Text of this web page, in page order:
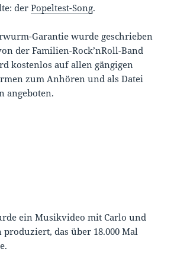
derPopeltest-Song.
Garantie wurde geschrieben
der Familien-Rock’nRoll-Band
kostenlos auf allen gängigen
zum Anhören und als Datei
angeboten.
ein Musikvideo mit Carlo und
das über 18.000 Mal